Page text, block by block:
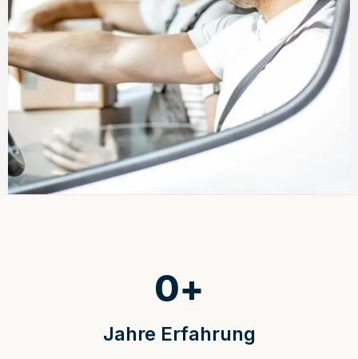
Jahre Erfahrung
0+